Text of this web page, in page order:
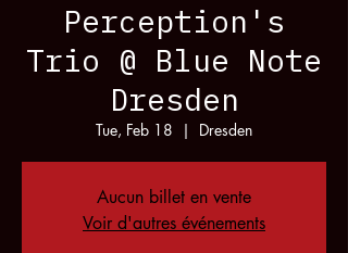
Perception's
Trio @ Blue Note
Dresden
Tue, Feb 18
  |
Dresden
Aucun billet en vente
Voir d'autres événements